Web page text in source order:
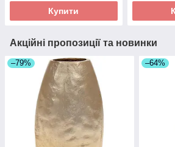
Купити
Акційні пропозиції та новинки
–79% –64%